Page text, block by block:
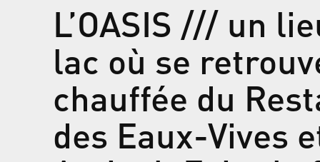
L’OASIS /// un
lac où se
chauffée du
des Eaux-Vives